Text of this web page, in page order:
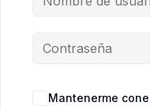
Mantenerme